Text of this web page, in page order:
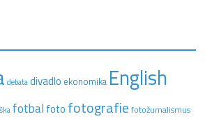
debata divadlo ekonomika English
fotbal foto fotografie fotožurnalismus